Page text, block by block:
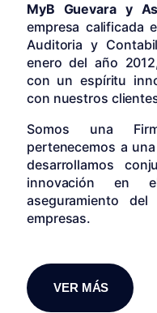
MyB Guevara y
empresa calificada
Auditoria y
enero del año
con un espíritu
con nuestros
Somos una
pertenecemos a
desarrollamos
innovación en
aseguramiento
empresas.
VER MÁS